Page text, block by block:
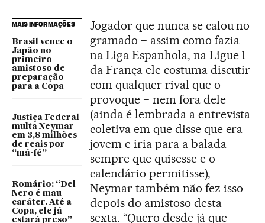
MAIS INFORMAÇÕES
Brasil vence o
Japão no
primeiro
amistoso de
preparação
para a Copa
Justiça Federal
multa Neymar
em 3,8 milhões
de reais por
“má-fé”
Romário: “Del
Nero é mau
caráter. Até a
Copa, ele já
estará preso”
Jogador que nunca se calou no
gramado − assim como fazia
na Liga Espanhola, na Ligue 1
da França ele costuma discutir
com qualquer rival que o
provoque − nem fora dele
(ainda é lembrada a entrevista
coletiva em que disse que era
jovem e iria para a balada
sempre que quisesse e o
calendário permitisse),
Neymar também não fez isso
depois do amistoso desta
sexta. “Quero desde já que